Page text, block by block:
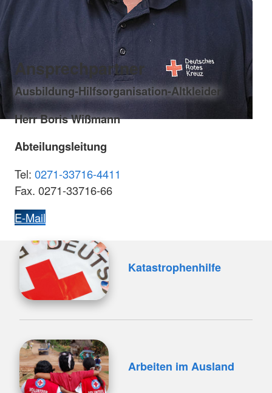
Ansprechpartner
Ausbildung-Hilfsorganisation-Altkleider
Herr Boris Wißmann
Abteilungsleitung
Tel: 0271-33716-4411
Fax. 0271-33716-66
E-Mail
Katastrophenhilfe
Arbeiten im Ausland